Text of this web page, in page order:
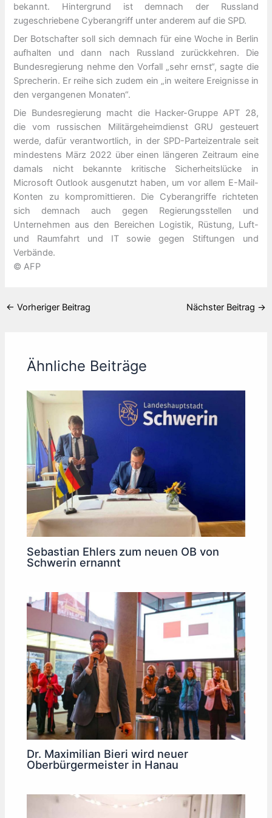
bekannt. Hintergrund ist demnach der Russland
zugeschriebene Cyberangriff unter anderem auf die SPD.
Der Botschafter soll sich demnach für eine Woche in Berlin
aufhalten und dann nach Russland zurückkehren. Die
Bundesregierung nehme den Vorfall „sehr ernst“, sagte die
Sprecherin. Er reihe sich zudem ein „in weitere Ereignisse in
den vergangenen Monaten“.
Die Bundesregierung macht die Hacker-Gruppe APT 28,
die vom russischen Militärgeheimdienst GRU gesteuert
werde, dafür verantwortlich, in der SPD-Parteizentrale seit
mindestens März 2022 über einen längeren Zeitraum eine
damals nicht bekannte kritische Sicherheitslücke in
Microsoft Outlook ausgenutzt haben, um vor allem E-Mail-
Konten zu kompromittieren. Die Cyberangriffe richteten
sich demnach auch gegen Regierungsstellen und
Unternehmen aus den Bereichen Logistik, Rüstung, Luft-
und Raumfahrt und IT sowie gegen Stiftungen und
Verbände.
© AFP
← Vorheriger Beitrag Nächster Beitrag →
Ähnliche Beiträge
Sebastian Ehlers zum neuen OB von
Schwerin ernannt
Dr. Maximilian Bieri wird neuer
Oberbürgermeister in Hanau